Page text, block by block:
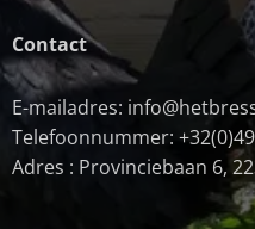
Contact
E-mailadres:
Telefoonnummer:
Adres : Provinciebaan 6,